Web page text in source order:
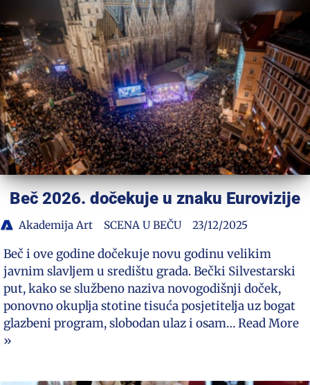
Beč 2026. dočekuje u znaku Eurovizije
Akademija Art SCENA U BEČU 23/12/2025
Beč i ove godine dočekuje novu godinu velikim
javnim slavljem u središtu grada. Bečki Silvestarski
put, kako se službeno naziva novogodišnji doček,
ponovno okuplja stotine tisuća posjetitelja uz bogat
glazbeni program, slobodan ulaz i osam…Read More
»